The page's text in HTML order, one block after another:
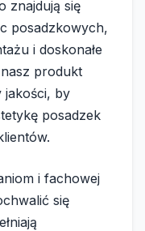
znajdują się
posadzkowych,
i doskonałe
produkt
jakości, by
posadzek
i fachowej
się